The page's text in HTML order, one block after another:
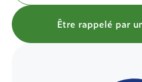
Être rappelé par